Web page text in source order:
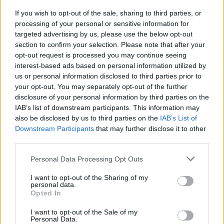
If you wish to opt-out of the sale, sharing to third parties, or
processing of your personal or sensitive information for
targeted advertising by us, please use the below opt-out
section to confirm your selection. Please note that after your
opt-out request is processed you may continue seeing
interest-based ads based on personal information utilized by
us or personal information disclosed to third parties prior to
your opt-out. You may separately opt-out of the further
disclosure of your personal information by third parties on the
IAB’s list of downstream participants. This information may
also be disclosed by us to third parties on the IAB’s List of
Downstream Participants that may further disclose it to other
Please note that this website/app uses one or more Google
not limited to your visit or usage behaviour. You may click to
grant or deny consent to Google and its third-party tags to
use your data for below specified purposes in below Google
consent section.
Personal Data Processing Opt Outs
I want to opt-out of the Sharing of my
personal data.
Opted In
I want to opt-out of the Sale of my
Personal Data.
remek állapotban levő buszmegálló mutatja, hogy
Ha csak ezeket a képeket látnánk, azt gondolnánk, hogy az
egyik leglepusztultabb balkáni vidéken járunk, de...